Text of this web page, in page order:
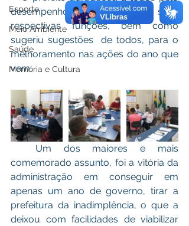
Esporte
Meio Ambiente
Saúde
Memória e Cultura
desempenho de cada um em suas
respectivas funções, bem como
sugeriu sugestões  de todos, para o
melhoramento nas ações do ano que
vem.
comemorado assunto, foi a vitória da
administração em conseguir em
apenas um ano de governo, tirar a
prefeitura da inadimplência, o que a
deixou com facilidades de viabilizar